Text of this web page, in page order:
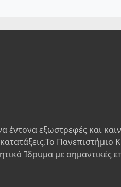
έντονα εξωστρεφές και
Πανεπιστήμιο
Ίδρυμα με σημαντικές